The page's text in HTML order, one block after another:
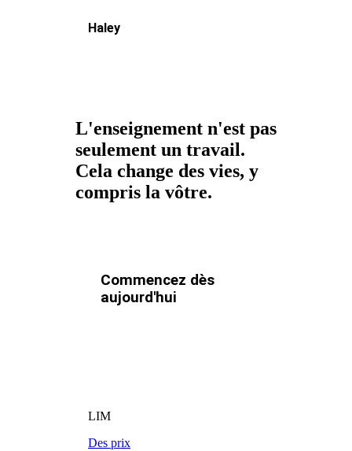
Haley
L'enseignement n'est pas
seulement un travail.
Cela change des vies, y
compris la vôtre.
Commencez dès
aujourd'hui
LIM
Des prix